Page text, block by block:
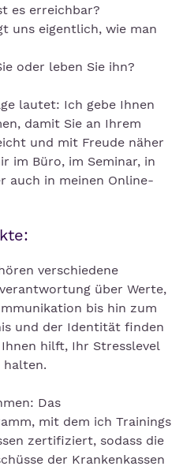
es erreichbar?
uns eigentlich, wie man
oder leben Sie ihn?
lautet: Ich gebe Ihnen
damit Sie an Ihrem
und mit Freude näher
im Büro, im Seminar, in
auch in meinen Online-
verschiedene
über Werte,
bis hin zum
und der Identität finden
hilft, Ihr Stresslevel
halten.
Das
mit dem ich Trainings
zertifiziert, sodass die
der Krankenkassen